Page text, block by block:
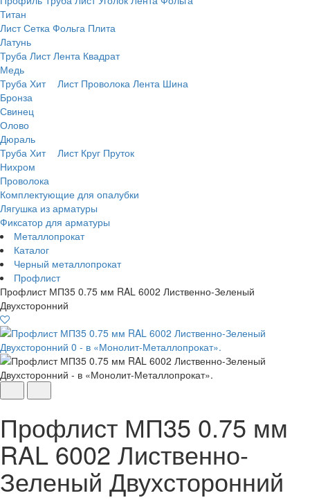
Титан
ЛистСетка Фольга Плита
Латунь
Труба ЛистЛента Квадрат
Медь
Труба Хит Лист Проволока Лента Шина
Бронза
Свинец
Олово
Дюраль
Труба Хит Лист Круг Пруток
Нихром
Проволока
Комплектующие для опалубки
Лягушка из арматуры
Фиксатор для арматуры
Металлопрокат
Каталог
Черный металлопрокат
Профлист
Профлист МП35 0.75 мм RAL 6002 Лиственно-Зеленый
Двухсторонний
Профлист МП35 0.75 мм
RAL 6002 Лиственно-
Зеленый Двухсторонний